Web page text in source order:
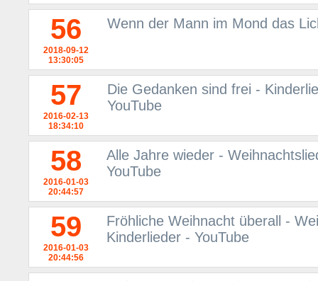
56
2018-09-12
13:30:05
Wenn der Mann im Mond das
57
2016-02-13
18:34:10
Die Gedanken sind frei -
YouTube
58
2016-01-03
20:44:57
Alle Jahre wieder -
YouTube
59
2016-01-03
20:44:56
Fröhliche Weihnacht überall -
Kinderlieder - YouTube